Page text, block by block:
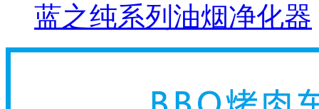
蓝之纯系列油烟净化器